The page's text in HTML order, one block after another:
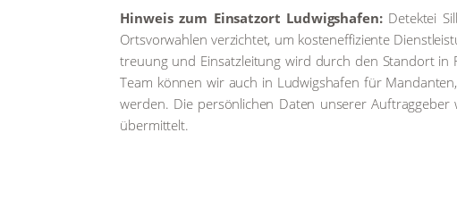
Hin­weis zum Ein­satz­ort Lud­wigs­ha­fen:Detek­tei
Orts­vor­wah­len ver­zich­tet, um kos­ten­ef­fi­zi­en­te
treu­ung und Ein­satz­lei­tung wird durch den Stand­ort
Team kön­nen wir auch in Lud­wigs­ha­fen für
wer­den. Die per­sön­li­chen Daten unse­rer
über­mit­telt.